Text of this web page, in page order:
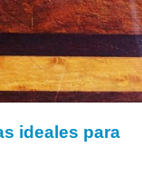
ideales para